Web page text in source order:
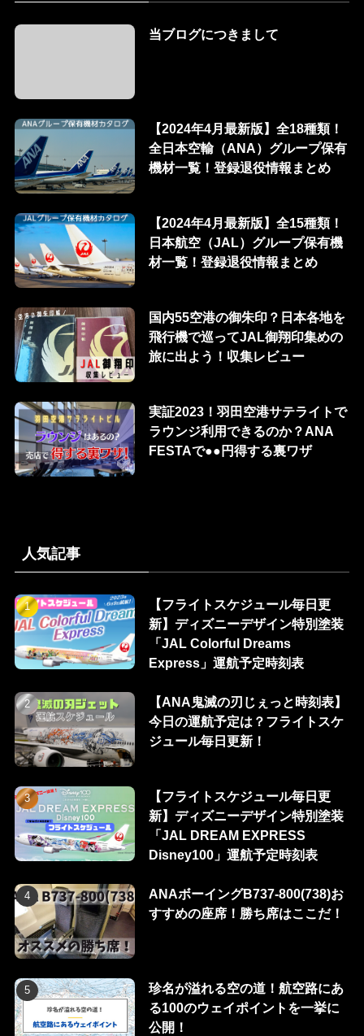
当ブログにつきまして
【2024年4月最新版】全18種類！
全日本空輸（ANA）グループ保有
機材一覧！登録退役情報まとめ
【2024年4月最新版】全15種類！
日本航空（JAL）グループ保有機
材一覧！登録退役情報まとめ
国内55空港の御朱印？日本各地を
飛行機で巡ってJAL御翔印集めの
旅に出よう！収集レビュー
実証2023！羽田空港サテライトで
ラウンジ利用できるのか？ANA
FESTAで●●円得する裏ワザ
人気記事
【フライトスケジュール毎日更
新】ディズニーデザイン特別塗装
「JAL Colorful Dreams
Express」運航予定時刻表
【ANA鬼滅の刃じぇっと時刻表】
今日の運航予定は？フライトスケ
ジュール毎日更新！
【フライトスケジュール毎日更
新】ディズニーデザイン特別塗装
「JAL DREAM EXPRESS
Disney100」運航予定時刻表
ANAボーイングB737-800(738)お
すすめの座席！勝ち席はここだ！
珍名が溢れる空の道！航空路にあ
る100のウェイポイントを一挙に
公開！